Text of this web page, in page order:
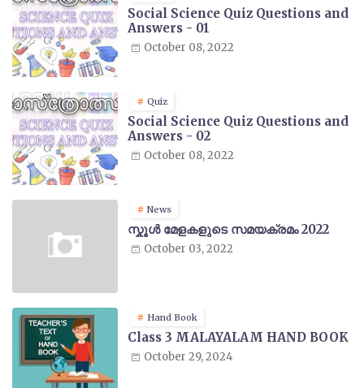
Social Science Quiz Questions and
Answers - 01
October 08, 2022
Quiz
Social Science Quiz Questions and
Answers - 02
October 08, 2022
News
സ്കൂൾ മേളകളുടെ സമയക്രമം 2022
October 03, 2022
Hand Book
Class 3 MALAYALAM HAND BOOK
October 29, 2024